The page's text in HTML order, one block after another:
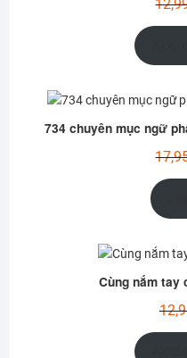
734 chuyên mục ngữ
Cùng nắm tay